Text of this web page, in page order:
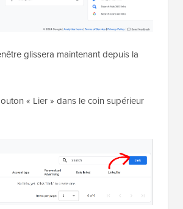
glissera maintenant depuis la
« Lier » dans le coin supérieur